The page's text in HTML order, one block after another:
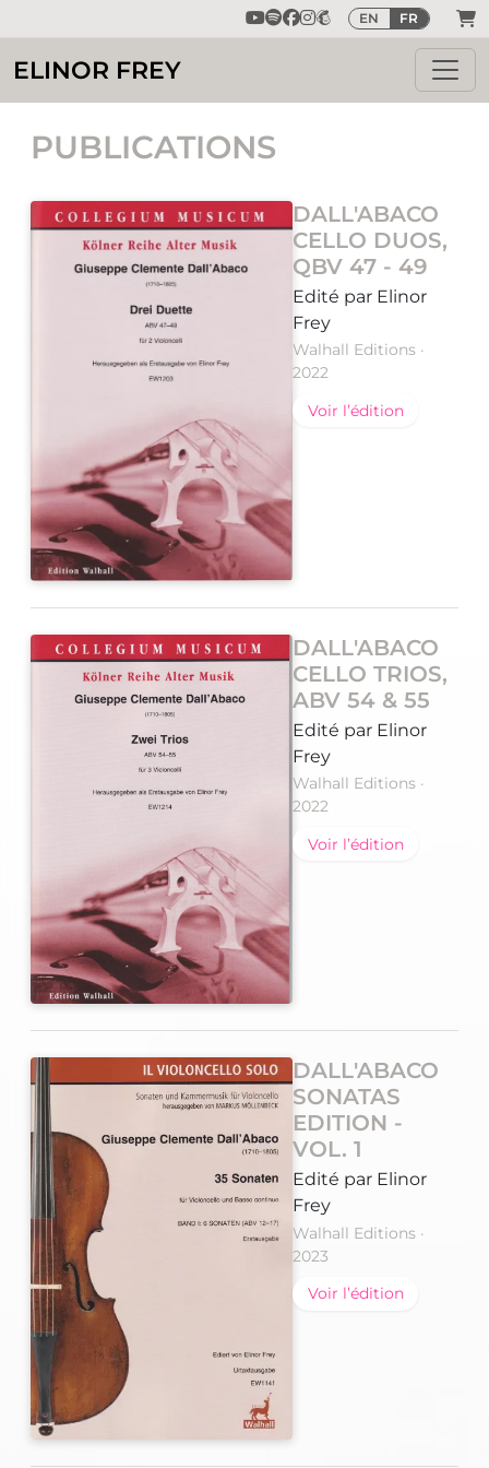
EN FR
ELINOR FREY
PUBLICATIONS
DALL'ABACO
CELLO DUOS,
QBV 47 - 49
Edité par Elinor
Frey
Walhall Editions ·
2022
Voir l’édition
DALL'ABACO
CELLO TRIOS,
ABV 54 & 55
Edité par Elinor
Frey
Walhall Editions ·
2022
Voir l’édition
DALL'ABACO
SONATAS
EDITION -
VOL. 1
Edité par Elinor
Frey
Walhall Editions ·
2023
Voir l’édition